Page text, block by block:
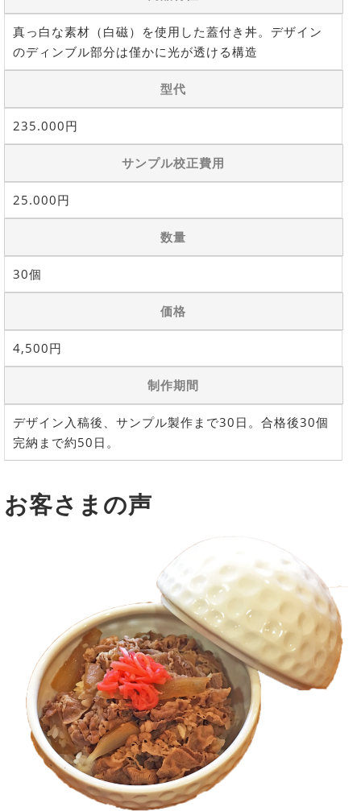
真っ白な素材（白磁）を使用した蓋付き丼。デザイン
のディンブル部分は僅かに光が透ける構造
型代
235.000円
サンプル校正費用
25.000円
数量
30個
価格
4,500円
制作期間
デザイン入稿後、サンプル製作まで30日。合格後30個
完納まで約50日。
お客さまの声